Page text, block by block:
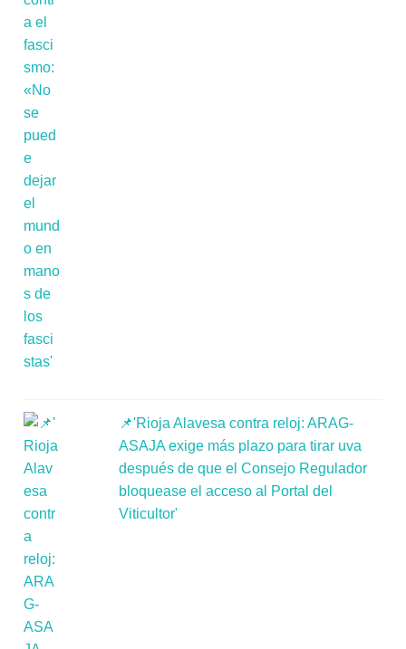
📌'Rioja Alavesa contra reloj: ARAG-
ASAJA exige más plazo para tirar uva
después de que el Consejo Regulador
bloquease el acceso al Portal del
Viticultor'